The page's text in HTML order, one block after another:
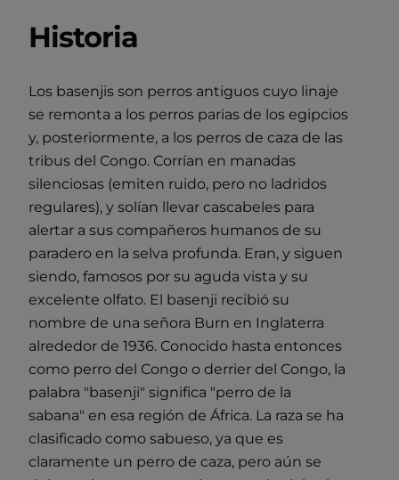
Historia
Los basenjis son perros antiguos cuyo linaje
se remonta a los perros parias de los egipcios
y, posteriormente, a los perros de caza de las
tribus del Congo. Corrían en manadas
silenciosas (emiten ruido, pero no ladridos
regulares), y solían llevar cascabeles para
alertar a sus compañeros humanos de su
paradero en la selva profunda. Eran, y siguen
siendo, famosos por su aguda vista y su
excelente olfato. El basenji recibió su
nombre de una señora Burn en Inglaterra
alrededor de 1936. Conocido hasta entonces
como perro del Congo o derrier del Congo, la
palabra "basenji" significa "perro de la
sabana" en esa región de África. La raza se ha
clasificado como sabueso, ya que es
claramente un perro de caza, pero aún se